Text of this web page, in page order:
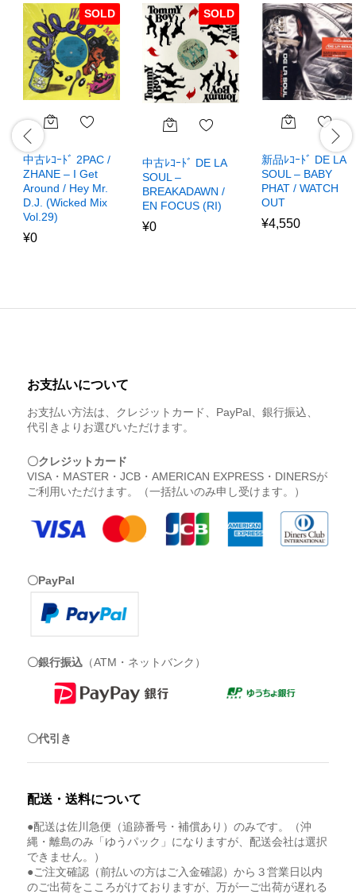
SOLD
中古ﾚｺｰﾄﾞ 2PAC /
ZHANE – I Get
Around / Hey Mr.
D.J. (Wicked Mix
Vol.29)
¥0
SOLD
中古ﾚｺｰﾄﾞ DE LA
SOUL –
BREAKADAWN /
EN FOCUS (RI)
¥0
新品ﾚｺｰﾄﾞ DE LA
SOUL – BABY
PHAT / WATCH
OUT
¥4,550
お支払いについて
お支払い方法は、クレジットカード、PayPal、銀行振込、
代引きよりお選びいただけます。
〇クレジットカード
VISA・MASTER・JCB・AMERICAN EXPRESS・DINERSが
ご利用いただけます。（一括払いのみ申し受けます。）
〇PayPal
〇銀行振込 （ATM・ネットバンク）
〇代引き
配送・送料について
●配送は佐川急便（追跡番号・補償あり）のみです。（沖
縄・離島のみ「ゆうパック」になりますが、配送会社は選択
できません。）
●ご注文確認（前払いの方はご入金確認）から３営業日以内
のご出荷をこころがけておりますが、万が一ご出荷が遅れる